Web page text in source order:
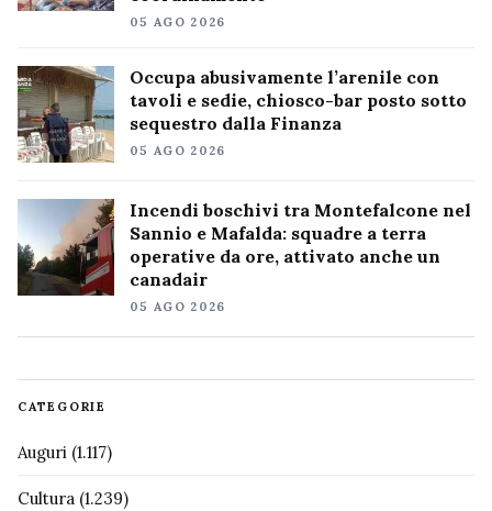
05 AGO 2026
Occupa abusivamente l’arenile con
tavoli e sedie, chiosco-bar posto sotto
sequestro dalla Finanza
05 AGO 2026
Incendi boschivi tra Montefalcone nel
Sannio e Mafalda: squadre a terra
operative da ore, attivato anche un
canadair
05 AGO 2026
CATEGORIE
Auguri (1.117)
Cultura (1.239)